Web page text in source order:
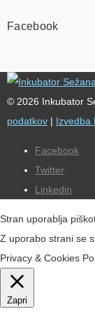
Facebook
© 2026 Inkubator
podatkov | Izvedba
Facebook
Twitter
Linkedin
Stran uporablja
Z uporabo strani se
Privacy & Cookies
Zapri